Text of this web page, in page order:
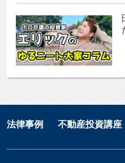
法律事例 不動産投資講座